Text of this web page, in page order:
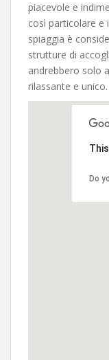
piacevole e
così particolare e
spiaggia è
strutture di
andrebbero solo
rilassante e unico.
Do